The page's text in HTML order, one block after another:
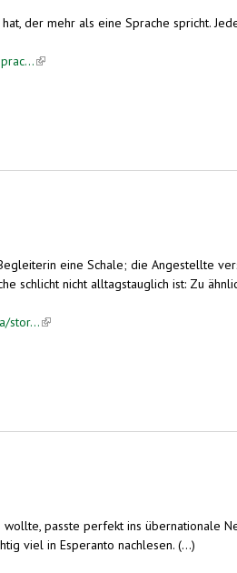
der mehr als eine Sprache spricht.
(link is external)
eine Schale; die Angestellte
schlicht nicht alltagstauglich ist: Zu
stor...(link is external)
passte perfekt ins übernationale
viel in Esperanto nachlesen. (...)